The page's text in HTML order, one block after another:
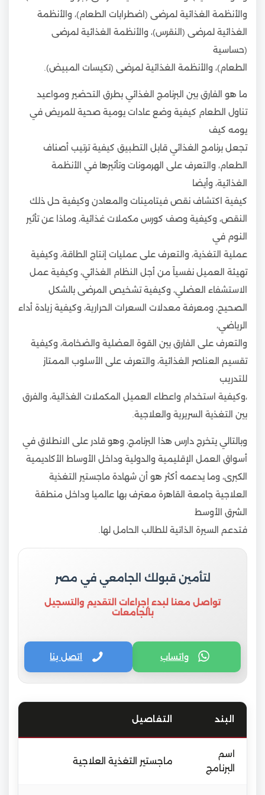
والأنظمة الغذائية لمرضى (اضطرابات الطعام)، والأنظمة
الغذائية لمرضى (النقرس)، والأنظمة الغذائية لمرضى
(حساسية
الطعام)، والأنظمة الغذائية لمرضى (تكيسات المبيض).
ما هو الفارق بين البرنامج الغذائي بطرق التحضير ومواعيد
تناول الطعام كيفية وضع عادات يومية صحية للمريض في
يومه كيف
تجعل برنامج الغذائي قابل التطبيق كيفية ترتيب أصناف
الطعام، والتعرف على الهرمونات وتأثيرها في الأنظمة
الغذائية، وأيضا
كيفية اكتشاف نقص فيتامينات والمعادن وكيفية حل ذلك
النقص، وكيفية وصف كورس مكملات غذائية، وماذا عن تأثير
النوم في
عملية التغذية، والتعرف على عمليات إنتاج الطاقة، وكيفية
تهيئة العميل نفسياً من أجل النظام الغذائي، وكيفية عمل
الاستشفاء العضلي، وكيفية تشخيص المرضى بالشكل
الصحيح، ومعرفة معدلات السعرات الحرارية، وكيفية زيادة أداء
الرياضي،
والتعرف على الفارق بين القوة العضلية والضخامة، وكيفية
تقسيم العناصر الغذائية، والتعرف على الأسلوب الممتاز
للتدريب
،وكيفية استخدام واعطاء العميل المكملات الغذائية، والفرق
بين التغذية السريرية والعلاجية.
وبالتالي يتخرج دارس هذا البرنامج، وهو قادر على الانطلاق في
أسواق العمل الإقليمية والدولية وداخل الأوساط الأكاديمية
الكبرى، وما يدعمه أكثر هو أن شهادة ماجستير التغذية
العلاجية جامعة القاهرة معترف بها عالميا وداخل منطقة
الشرق الأوسط
فتدعم السيرة الذاتية للطالب الحامل لها.
لتأمين قبولك الجامعي في مصر
تواصل معنا لبدء إجراءات التقديم والتسجيل
بالجامعات
واتساب اتصل بنا
البند التفاصيل
اسم
البرنامج
ماجستير التغذية العلاجية